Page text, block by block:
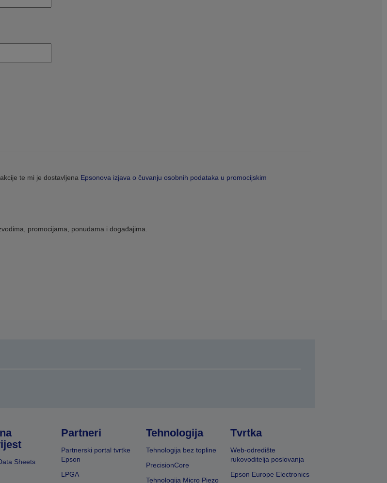
te mi je dostavljena Epsonova izjava o čuvanju osobnih podataka u promocijskim
promocijama, ponudama i događajima.
Sheets
Partneri
Partnerski portal tvrtke
Epson
LPGA
Tehnologija
Tehnologija bez topline
PrecisionCore
Tehnologija Micro Piezo
Tvrtka
Web-odredište
rukovoditelja poslovanja
Epson Europe Electronics